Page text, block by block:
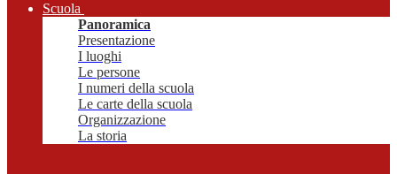
Scuola
Panoramica
Presentazione
I luoghi
Le persone
I numeri della scuola
Le carte della scuola
Organizzazione
La storia